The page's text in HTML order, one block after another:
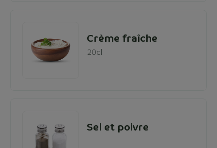
Crème fraîche
20cl
Sel et poivre